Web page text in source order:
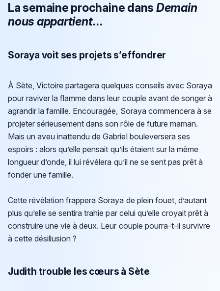
La semaine prochaine dans Demain
nous appartient…
Soraya voit ses projets s’effondrer
À Sète, Victoire partagera quelques conseils avec Soraya
pour raviver la flamme dans leur couple avant de songer à
agrandir la famille. Encouragée, Soraya commencera à se
projeter sérieusement dans son rôle de future maman.
Mais un aveu inattendu de Gabriel bouleversera ses
espoirs : alors qu’elle pensait qu’ils étaient sur la même
longueur d’onde, il lui révélera qu’il ne se sent pas prêt à
fonder une famille.
Cette révélation frappera Soraya de plein fouet, d’autant
plus qu’elle se sentira trahie par celui qu’elle croyait prêt à
construire une vie à deux. Leur couple pourra-t-il survivre
à cette désillusion ?
Judith trouble les cœurs à Sète